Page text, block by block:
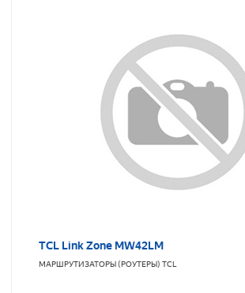
TCL Link Zone MW42LM
МАРШРУТИЗАТОРЫ (РОУТЕРЫ) TCL